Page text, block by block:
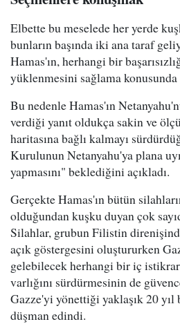
Elbette bu meselede her yerde
bunların başında iki ana taraf
Hamas'ın, herhangi bir
yüklenmesini sağlama konusunda
Bu nedenle Hamas'ın
verdiği yanıt oldukça sakin ve
haritasına bağlı kalmayı
Kurulunun Netanyahu'ya plana
yapmasını" beklediğini açıkladı.
Gerçekte Hamas'ın bütün
olduğundan kuşku duyan çok
Silahlar, grubun Filistin
açık göstergesini oluştururken
gelebilecek herhangi bir iç
varlığını sürdürmesinin de
Gazze'yi yönettiği yaklaşık 20 yıl
düşman edindi.